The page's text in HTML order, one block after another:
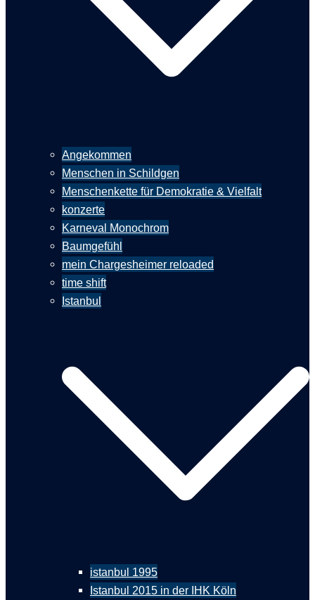
Angekommen
Menschen in Schildgen
Menschenkette für Demokratie & Vielfalt
konzerte
Karneval Monochrom
Baumgefühl
mein Chargesheimer reloaded
time shift
Istanbul
istanbul 1995
Istanbul 2015 in der IHK Köln